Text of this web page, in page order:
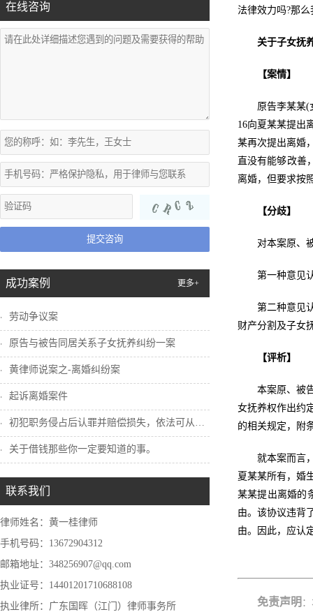
在线咨询
提交咨询
成功案例 更多+
劳动争议案
原告与被告同居关系子女抚养纠纷一案
黄律师说案之-离婚纠纷案
起诉离婚案件
初犯职务侵占后认罪并赔偿损失，依法可从轻...
关于借钱那些你一定要知道的事。
联系我们
律师姓名：黄一桂律师
手机号码：13672904312
邮箱地址：348256907@qq.com
执业证号：14401201710688108
执业律所：广东国晖（江门）律师事务所
法律效力吗?那
关于子女抚
【案情】
原告李某某(
16向夏某某提出
某再次提出离婚
直没有能够改善
离婚，但要求按
【分歧】
对本案原、
第一种意见
第二种意见
财产分割及子女
【评析】
本案原、被
女抚养权作出约
的相关规定，附
就本案而言
夏某某所有，婚
某某提出离婚的
由。该协议违背
由。因此，应认
免责声明